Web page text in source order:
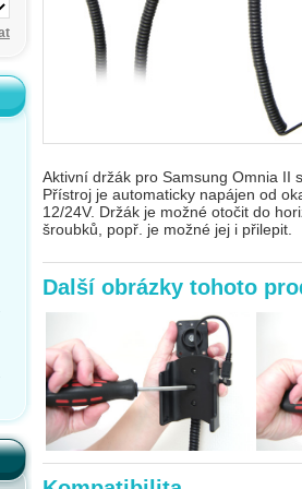
Aktivní držák pro Samsung Omnia II
Přístroj je automaticky napájen od
12/24V. Držák je možné otočit do
šroubků, popř. je možné jej i přilepit.
Další obrázky tohoto